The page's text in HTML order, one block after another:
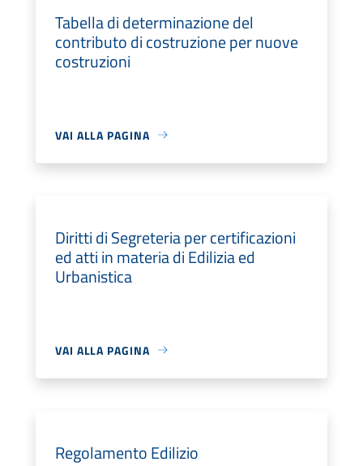
Tabella di determinazione del
contributo di costruzione per nuove
costruzioni
VAI ALLA PAGINA
Diritti di Segreteria per certificazioni
ed atti in materia di Edilizia ed
Urbanistica
VAI ALLA PAGINA
Regolamento Edilizio